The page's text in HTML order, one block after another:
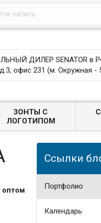
ДИЛЕР SENATOR в
офис 231 (м. Окружная -
ЗОНТЫ С
ЛОГОТИПОМ
Ссылки
Портфолио
Календарь